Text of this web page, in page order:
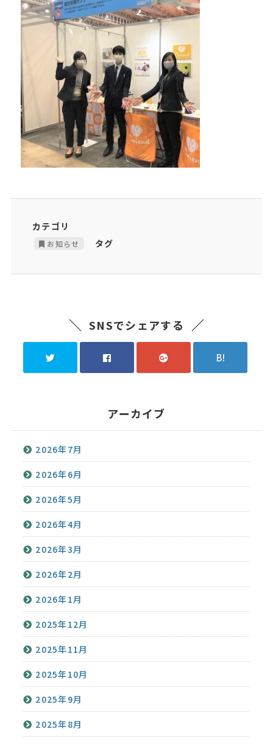
カテゴリ
お知らせ タグ
SNSでシェアする
B!
アーカイブ
2026年7月
2026年6月
2026年5月
2026年4月
2026年3月
2026年2月
2026年1月
2025年12月
2025年11月
2025年10月
2025年9月
2025年8月